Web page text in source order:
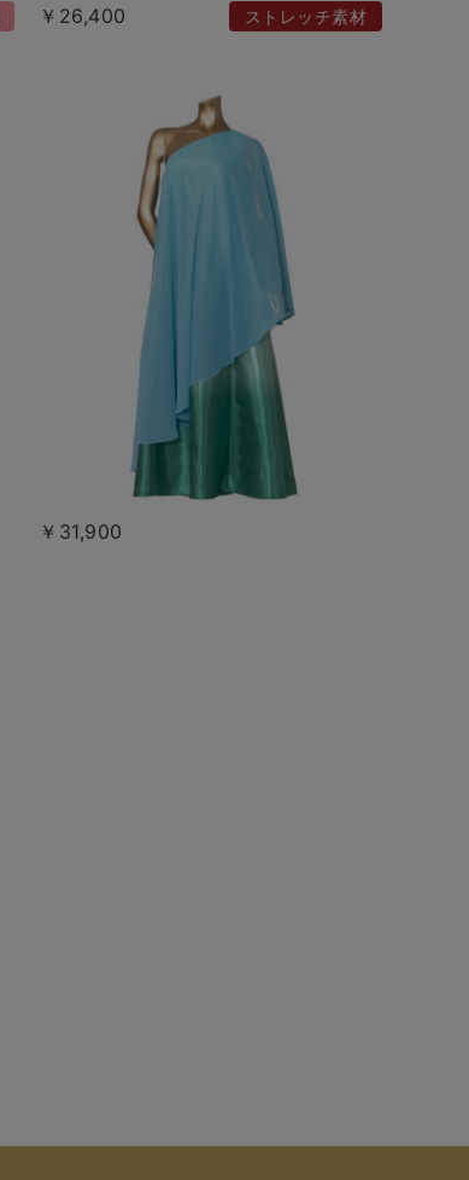
￥26,400 ストレッチ素材
￥31,900